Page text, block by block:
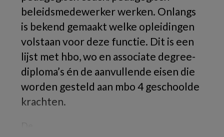
beleidsmedewerker werken. Onlangs
is bekend gemaakt welke opleidingen
volstaan voor deze functie. Dit is een
lijst met hbo, wo en associate degree-
diploma’s én de aanvullende eisen die
worden gesteld aan mbo 4 geschoolde
krachten.